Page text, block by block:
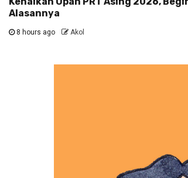
Alasannya
8 hours ago Akol